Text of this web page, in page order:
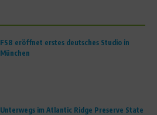
FS8 eröffnet erstes deutsches Studio in
München
Unterwegs im Atlantic Ridge Preserve State